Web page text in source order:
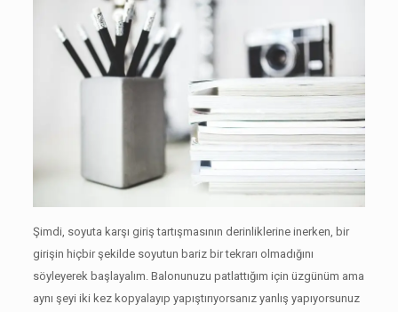
Şimdi, soyuta karşı giriş tartışmasının derinliklerine inerken, bir
girişin hiçbir şekilde soyutun bariz bir tekrarı olmadığını
söyleyerek başlayalım. Balonunuzu patlattığım için üzgünüm ama
aynı şeyi iki kez kopyalayıp yapıştırıyorsanız yanlış yapıyorsunuz